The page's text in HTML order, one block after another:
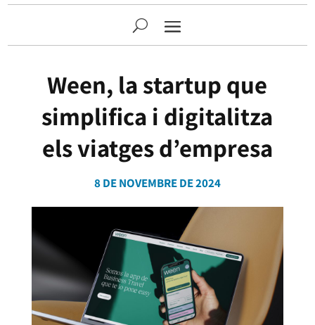
Ween, la startup que
simplifica i digitalitza
els viatges d’empresa
8 DE NOVEMBRE DE 2024